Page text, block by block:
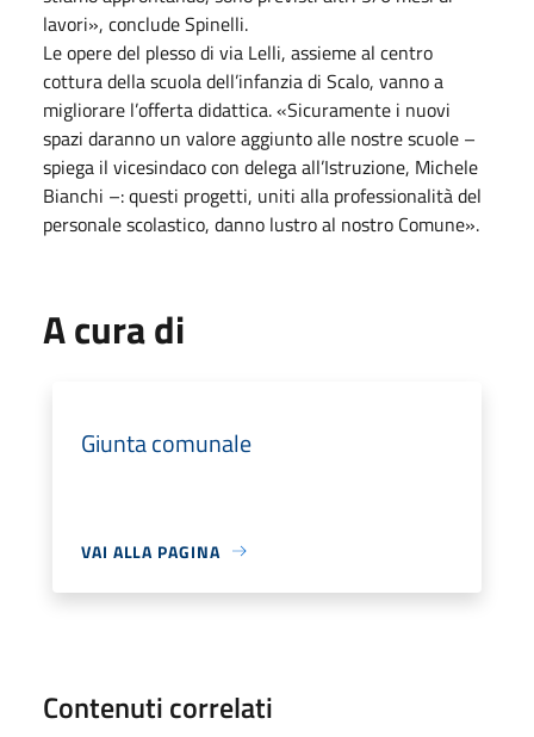
lavori», conclude Spinelli.
Le opere del plesso di via Lelli, assieme al centro
cottura della scuola dell’infanzia di Scalo, vanno a
migliorare l’offerta didattica. «Sicuramente i nuovi
spazi daranno un valore aggiunto alle nostre scuole –
spiega il vicesindaco con delega all’Istruzione, Michele
Bianchi –: questi progetti, uniti alla professionalità del
personale scolastico, danno lustro al nostro Comune».
A cura di
Giunta comunale
VAI ALLA PAGINA
Contenuti correlati